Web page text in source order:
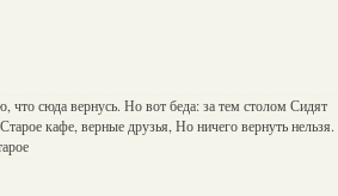
что сюда вернусь. Но вот беда: за тем столом Сидят
кафе, верные друзья, Но ничего вернуть нельзя.